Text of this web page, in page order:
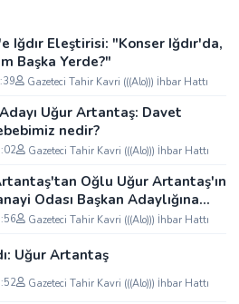
Iğdır Eleştirisi: "Konser Iğdır'da,
Başka Yerde?"
Gazeteci Tahir Kavri (((Alo))) İhbar Hattı
Uğur Artantaş: Davet
nedir?
Gazeteci Tahir Kavri (((Alo))) İhbar Hattı
Oğlu Uğur Artantaş'ın
Odası Başkan Adaylığına
ve Bahtın Açık Olsun
Gazeteci Tahir Kavri (((Alo))) İhbar Hattı
Uğur Artantaş
Gazeteci Tahir Kavri (((Alo))) İhbar Hattı